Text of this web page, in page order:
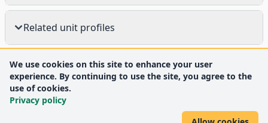
Related unit profiles
We use cookies on this site to enhance your user
experience. By continuing to use the site, you agree to the
use of cookies.
Privacy policy